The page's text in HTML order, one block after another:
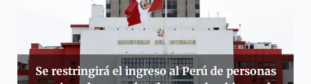
Se restringirá el ingreso al Perú de personas